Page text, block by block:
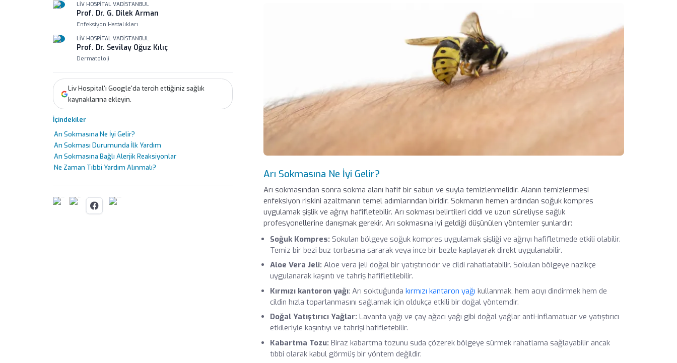
LIV HOSPITAL VADISTANBUL
Prof. Dr. G. Dilek Arman
Enfeksiyon Hastalıkları
LIV HOSPITAL VADISTANBUL
Prof. Dr. Sevilay Oğuz Kılıç
Dermatoloji
Liv Hospital'ı Google'da tercih ettiğiniz sağlık
kaynaklarına ekleyin.
İçindekiler
Arı Sokmasına Ne İyi Gelir?
Arı Sokması Durumunda İlk Yardım
Arı Sokmasına Bağlı Alerjik Reaksiyonlar
Ne Zaman Tıbbi Yardım Alınmalı?
Arı Sokmasına Ne İyi Gelir?
Arı sokmasından sonra sokma alanı hafif bir sabun ve suyla temizlenmelidir. Alanın temizlenmesi
enfeksiyon riskini azaltmanın temel adımlarından biridir. Sokmanın hemen ardından soğuk kompres
uygulamak şişlik ve ağrıyı hafifletebilir. Arı sokması belirtileri ciddi ve uzun süreliyse sağlık
profesyonellerine danışmak gerekir. Arı sokmasına iyi geldiği düşünülen yöntemler şunlardır:
Soğuk Kompres: Sokulan bölgeye soğuk kompres uygulamak şişliği ve ağrıyı hafifletmede etkili olabilir.
Temiz bir bezi buz torbasına sararak veya ince bir bezle kaplayarak direkt uygulanabilir.
Aloe Vera Jeli: Aloe vera jeli doğal bir yatıştırıcıdır ve cildi rahatlatabilir. Sokulan bölgeye nazikçe
uygulanarak kaşıntı ve tahriş hafifletilebilir.
Kırmızı kantoron yağı: Arı soktuğundakırmızı kantaron yağı kullanmak, hem acıyı dindirmek hem de
cildin hızla toparlanmasını sağlamak için oldukça etkili bir doğal yöntemdir.
Doğal Yatıştırıcı Yağlar:Lavanta yağı ve çay ağacı yağı gibi doğal yağlar anti-inflamatuar ve yatıştırıcı
etkileriyle kaşıntıyı ve tahrişi hafifletebilir.
Kabartma Tozu: Biraz kabartma tozunu suda çözerek bölgeye sürmek rahatlama sağlayabilir ancak
tıbbi olarak kabul görmüş bir yöntem değildir.